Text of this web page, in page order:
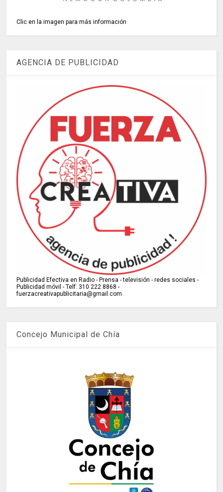
Clic en la imagen para más información
AGENCIA DE PUBLICIDAD
Publicidad Efectiva en Radio - Prensa - televisión - redes sociales -
Publicidad móvil - Telf: 310 222 8868 -
fuerzacreativapublicitaria@gmail.com
Concejo Municipal de Chía